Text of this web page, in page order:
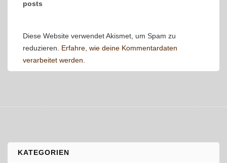
posts
Diese Website verwendet Akismet, um Spam zu
reduzieren. Erfahre, wie deine Kommentardaten
verarbeitet werden.
KATEGORIEN